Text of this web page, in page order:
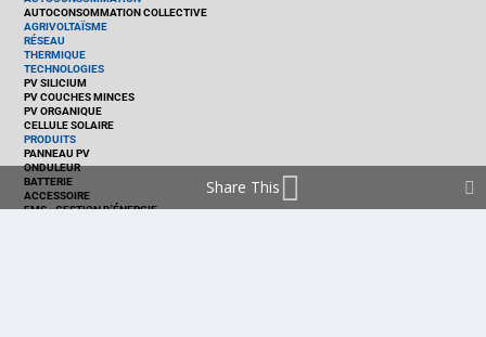
AUTOCONSOMMATION COLLECTIVE
AGRIVOLTAÏSME
RÉSEAU
THERMIQUE
TECHNOLOGIES
PV SILICIUM
PV COUCHES MINCES
PV ORGANIQUE
CELLULE SOLAIRE
PRODUITS
PANNEAU PV
ONDULEUR
BATTERIE
ACCESSOIRE
EMS - GESTION D'ÉNERGIE
Share This